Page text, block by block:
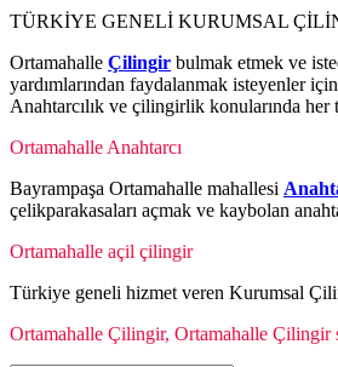
TÜRKİYE GENELİ KURUMSAL
Ortamahalle Çilingir bulmak etmek ve
yardımlarından faydalanmak isteyenler
Anahtarcılık ve çilingirlik konularında her
Ortamahalle Anahtarcı
Bayrampaşa Ortamahalle mahallesi
çelikparakasaları açmak ve kaybolan
Ortamahalle açil çilingir
Türkiye geneli hizmet veren Kurumsal
Ortamahalle Çilingir, Ortamahalle Çilingir